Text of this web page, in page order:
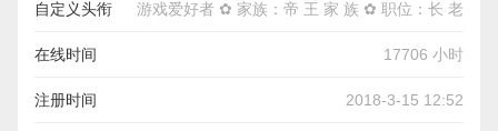
自定义头衔 游戏爱好者 ✿ 家族：帝 王 家 族 ✿ 职位：长 老
在线时间 17706 小时
注册时间 2018-3-15 12:52